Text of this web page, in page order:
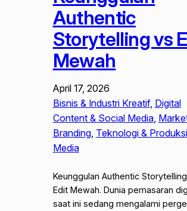
Authentic
Storytelling vs
Mewah
April 17, 2026
Bisnis & Industri Kreatif, Digital
Content & Social Media,
Branding, Teknologi & Produksi
Media
Keunggulan Authentic
Edit Mewah. Dunia pemasaran
saat ini sedang mengalami